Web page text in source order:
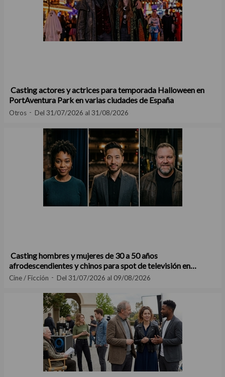
Casting actores y actrices para temporada Halloween en
PortAventura Park en varias ciudades de España
Otros Del 31/07/2026 al 31/08/2026
Casting hombres y mujeres de 30 a 50 años
afrodescendientes y chinos para spot de televisión en
Madrid
Cine / Ficción Del 31/07/2026 al 09/08/2026